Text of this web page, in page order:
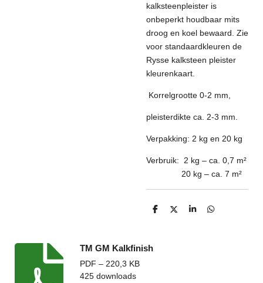
kalksteenpleister is
onbeperkt houdbaar mits
droog en koel bewaard. Zie
voor standaardkleuren de
Rysse kalksteen pleister
kleurenkaart.
Korrelgrootte 0-2 mm,
pleisterdikte ca. 2-3 mm.
Verpakking: 2 kg en 20 kg
Verbruik: 2 kg – ca. 0,7 m²
20 kg – ca. 7 m²
D
D
S
D
TM GM Kalkfinish
PDF – 220,3 KB
425 downloads